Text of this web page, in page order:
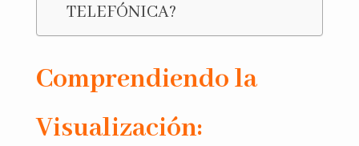
TELEFÓNICA?
Comprendiendo la
Visualización: